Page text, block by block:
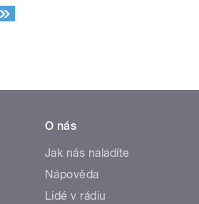
O nás
Jak nás naladíte
Nápověda
Lidé v rádiu